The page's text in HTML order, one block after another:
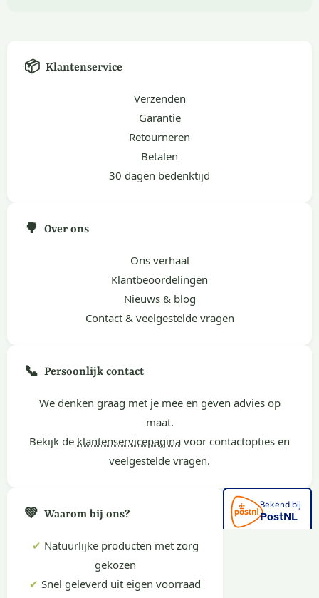
📦 Klantenservice
Verzenden
Garantie
Retourneren
Betalen
30 dagen bedenktijd
🌳 Over ons
Ons verhaal
Klantbeoordelingen
Nieuws & blog
Contact & veelgestelde vragen
📞 Persoonlijk contact
We denken graag met je mee en geven advies op
maat.
Bekijk de klantenservicepagina voor contactopties en
veelgestelde vragen.
💚 Waarom bij ons?
✔ Natuurlijke producten met zorg
gekozen
✔ Snel geleverd uit eigen voorraad